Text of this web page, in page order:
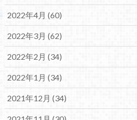
2022年4月 (60)
2022年3月 (62)
2022年2月 (34)
2022年1月 (34)
2021年12月 (34)